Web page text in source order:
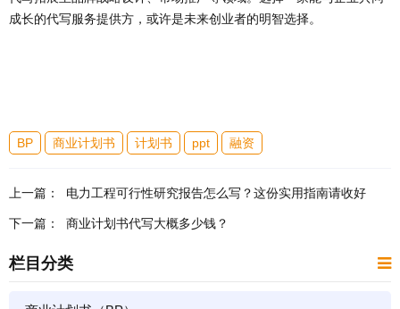
成长的代写服务提供方，或许是未来创业者的明智选择。
BP 商业计划书 计划书 ppt 融资
上一篇： 电力工程可行性研究报告怎么写？这份实用指南请收好
下一篇： 商业计划书代写大概多少钱？
栏目分类